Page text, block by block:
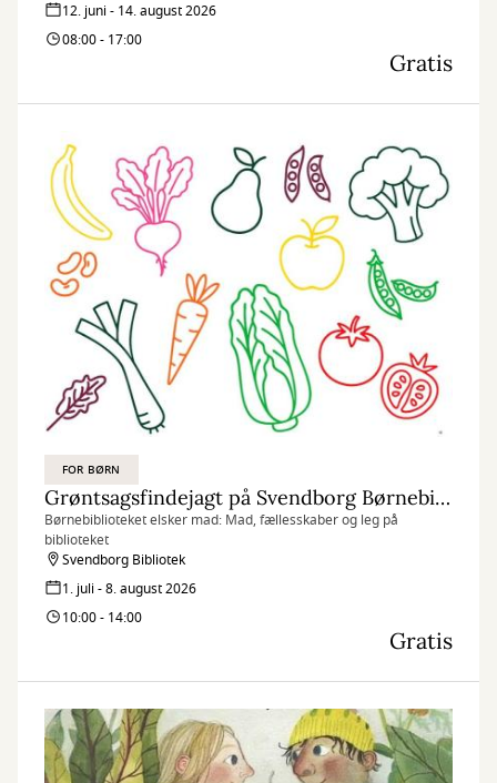
12. juni - 14. august 2026
08:00 - 17:00
Gratis
FOR BØRN
Grøntsagsfindejagt på Svendborg Børnebibliotek
Børnebiblioteket elsker mad: Mad, fællesskaber og leg på
biblioteket
Svendborg Bibliotek
1. juli - 8. august 2026
10:00 - 14:00
Gratis